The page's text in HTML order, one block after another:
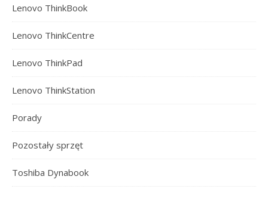
Lenovo ThinkBook
Lenovo ThinkCentre
Lenovo ThinkPad
Lenovo ThinkStation
Porady
Pozostały sprzęt
Toshiba Dynabook